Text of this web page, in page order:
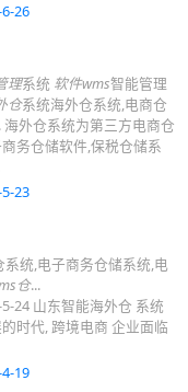
26
理系统 软件wms智能管理
仓系统海外仓系统,电商仓
外仓系统为第三方电商仓
务仓储软件,保税仓储系
23
统,电子商务仓储系统,电
仓...
24 山东智能海外仓 系统
时代, 跨境电商 企业面临
19